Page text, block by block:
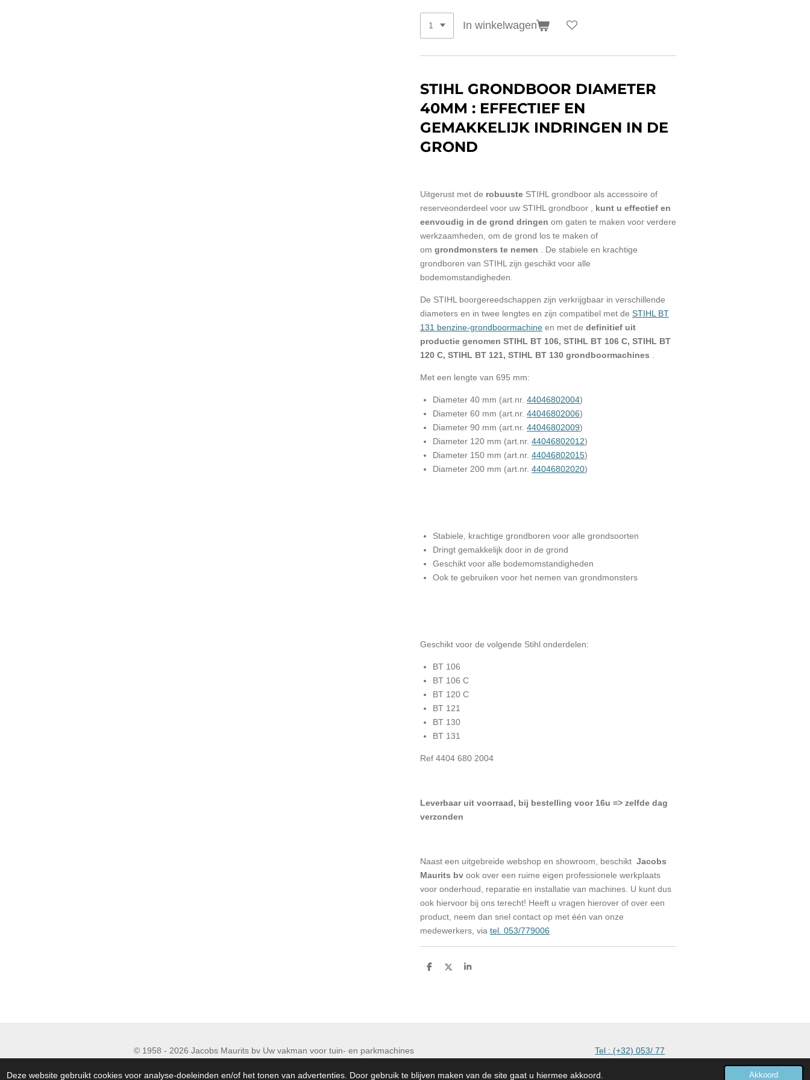
Deze website gebruikt cookies voor analyse-doeleinden en/of het tonen van advertenties. Door gebruik te blijven maken van de site gaat u hiermee akkoord. Akkoord
In winkelwagen
STIHL GRONDBOOR DIAMETER
40MM : EFFECTIEF EN
GEMAKKELIJK INDRINGEN IN DE
GROND
Uitgerust met de robuuste STIHL grondboor als accessoire of
reserveonderdeel voor uw STIHL grondboor ,
kunt u effectief en
eenvoudig in de grond dringen om gaten te maken voor verdere
werkzaamheden, om de grond los te maken of
om grondmonsters te nemen
. De stabiele en krachtige
grondboren van STIHL zijn geschikt voor alle
bodemomstandigheden.
De STIHL boorgereedschappen zijn verkrijgbaar in verschillende
diameters en in twee lengtes en zijn compatibel met de STIHL BT
131 benzine-grondboormachine en met de definitief uit
productie genomen STIHL BT 106, STIHL BT 106 C, STIHL BT
120 C, STIHL BT 121, STIHL BT 130 grondboormachines
Met een lengte van 695 mm:
Diameter 40 mm (art.nr. 44046802004)
Diameter 60 mm (art.nr. 44046802006)
Diameter 90 mm (art.nr. 44046802009)
Diameter 120 mm (art.nr. 44046802012)
Diameter 150 mm (art.nr. 44046802015)
Diameter 200 mm (art.nr. 44046802020)
Stabiele, krachtige grondboren voor alle grondsoorten
Dringt gemakkelijk door in de grond
Geschikt voor alle bodemomstandigheden
Ook te gebruiken voor het nemen van grondmonsters
Geschikt voor de volgende Stihl onderdelen:
BT 106
BT 106 C
BT 120 C
BT 121
BT 130
BT 131
Ref 4404 680 2004
Leverbaar uit voorraad, bij bestelling voor 16u => zelfde dag
verzonden
Naast een uitgebreide webshop en showroom, beschikt Jacobs
Maurits bv ook over een ruime eigen professionele werkplaats
voor onderhoud, reparatie en installatie van machines. U kunt dus
ook hiervoor bij ons terecht! Heeft u vragen hierover of over een
product, neem dan snel contact op met één van onze
medewerkers, via tel. 053/779006
D
D
S
© 1958 - 2026 Jacobs Maurits bv Uw vakman voor tuin- en parkmachines Tel : (+32) 053/ 77